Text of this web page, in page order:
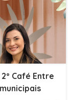
Café Entre